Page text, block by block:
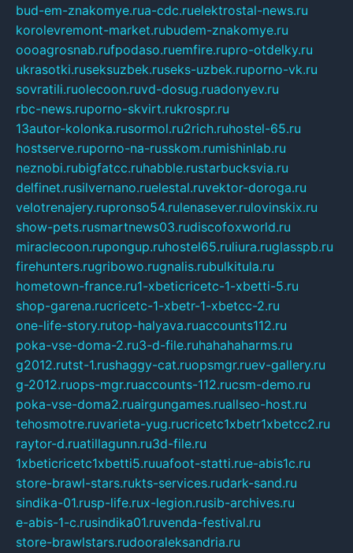
bud-em-znakomye.rua-cdc.ruelektrostal-news.ru
korolevremont-market.rubudem-znakomye.ru
oooagrosnab.rufpodaso.ruemfire.rupro-otdelky.ru
ukrasotki.ruseksuzbek.ruseks-uzbek.ruporno-vk.ru
sovratili.ruolecoon.ruvd-dosug.ruadonyev.ru
rbc-news.ruporno-skvirt.rukrospr.ru
13autor-kolonka.rusormol.ru2rich.ruhostel-65.ru
hostserve.ruporno-na-russkom.rumishinlab.ru
neznobi.rubigfatcc.ruhabble.rustarbucksvia.ru
delfinet.rusilvernano.ruelestal.ruvektor-doroga.ru
velotrenajery.rupronso54.rulenasever.rulovinskix.ru
show-pets.rusmartnews03.rudiscofoxworld.ru
miraclecoon.rupongup.ruhostel65.ruliura.ruglasspb.ru
firehunters.rugribowo.rugnalis.rubulkitula.ru
hometown-france.ru1-xbeticricetc-1-xbetti-5.ru
shop-garena.rucricetc-1-xbetr-1-xbetcc-2.ru
one-life-story.rutop-halyava.ruaccounts112.ru
poka-vse-doma-2.ru3-d-file.ruhahahaharms.ru
g2012.rutst-1.rushaggy-cat.ruopsmgr.ruev-gallery.ru
g-2012.ruops-mgr.ruaccounts-112.rucsm-demo.ru
poka-vse-doma2.ruairgungames.ruallseo-host.ru
tehosmotre.ruvarieta-yug.rucricetc1xbetr1xbetcc2.ru
raytor-d.ruatillagunn.ru3d-file.ru
1xbeticricetc1xbetti5.ruuafoot-statti.rue-abis1c.ru
store-brawl-stars.rukts-services.rudark-sand.ru
sindika-01.rusp-life.rux-legion.rusib-archives.ru
e-abis-1-c.rusindika01.ruvenda-festival.ru
store-brawlstars.rudooraleksandria.ru